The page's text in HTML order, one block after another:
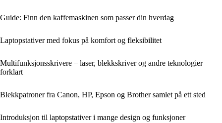
Guide: Finn den kaffemaskinen som passer din hverdag
Laptopstativer med fokus på komfort og fleksibilitet
Multifunksjonsskrivere – laser, blekkskriver og andre teknologier
forklart
Blekkpatroner fra Canon, HP, Epson og Brother samlet på ett sted
Introduksjon til laptopstativer i mange design og funksjoner